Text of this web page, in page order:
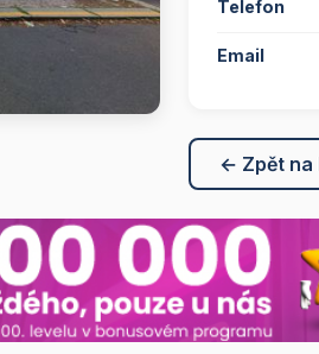
Telefon
Email
← Zpět na